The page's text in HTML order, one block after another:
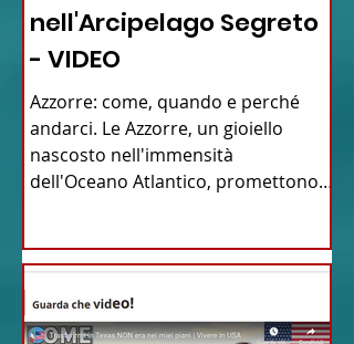
nell'Arcipelago Segreto
- VIDEO
Azzorre: come, quando e perché
andarci. Le Azzorre, un gioiello
nascosto nell'immensità
dell'Oceano Atlantico, promettono